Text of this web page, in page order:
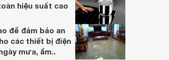
Khởi động từ Schneider
hiệu suất cao
để đảm bảo an
các thiết bị điện
mưa, ẩm..